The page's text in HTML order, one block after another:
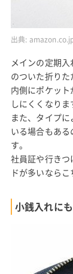
出典:
メインの定期
のついた折りた
内側にポケッ
しにくくなりま
また、タイプ
いる場合もあ
す。
社員証や行き
ドが多いならこ
小銭入れに